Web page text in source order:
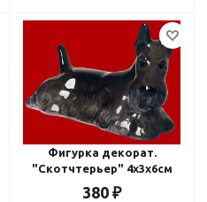
Фигурка декорат.
"Скотчтерьер" 4x3x6см
380 ₽